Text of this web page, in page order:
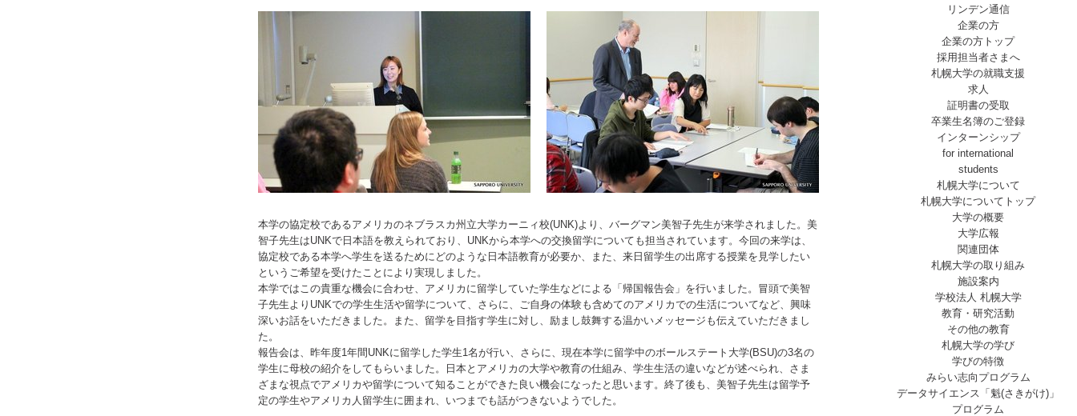
リンデン通信
企業の方
企業の方トップ
採用担当者さまへ
札幌大学の就職支援
求人
証明書の受取
卒業生名簿のご登録
インターンシップ
for international
students
札幌大学について
札幌大学についてトップ
大学の概要
大学広報
関連団体
札幌大学の取り組み
施設案内
学校法人 札幌大学
教育・研究活動
その他の教育
札幌大学の学び
学びの特徴
みらい志向プログラム
データサイエンス「魁(さきがけ)」
プログラム
本学の協定校であるアメリカのネブラスカ州立大学カーニィ校(UNK)より、バーグマン美智子先生が来学されました。美
智子先生はUNKで日本語を教えられており、UNKから本学への交換留学についても担当されています。今回の来学は、
協定校である本学へ学生を送るためにどのような日本語教育が必要か、また、来日留学生の出席する授業を見学したい
というご希望を受けたことにより実現しました。
本学ではこの貴重な機会に合わせ、アメリカに留学していた学生などによる「帰国報告会」を行いました。冒頭で美智
子先生よりUNKでの学生生活や留学について、さらに、ご自身の体験も含めてのアメリカでの生活についてなど、興味
深いお話をいただきました。また、留学を目指す学生に対し、励まし鼓舞する温かいメッセージも伝えていただきまし
た。
報告会は、昨年度1年間UNKに留学した学生1名が行い、さらに、現在本学に留学中のボールステート大学(BSU)の3名の
学生に母校の紹介をしてもらいました。日本とアメリカの大学や教育の仕組み、学生生活の違いなどが述べられ、さま
ざまな視点でアメリカや留学について知ることができた良い機会になったと思います。終了後も、美智子先生は留学予
定の学生やアメリカ人留学生に囲まれ、いつまでも話がつきないようでした。